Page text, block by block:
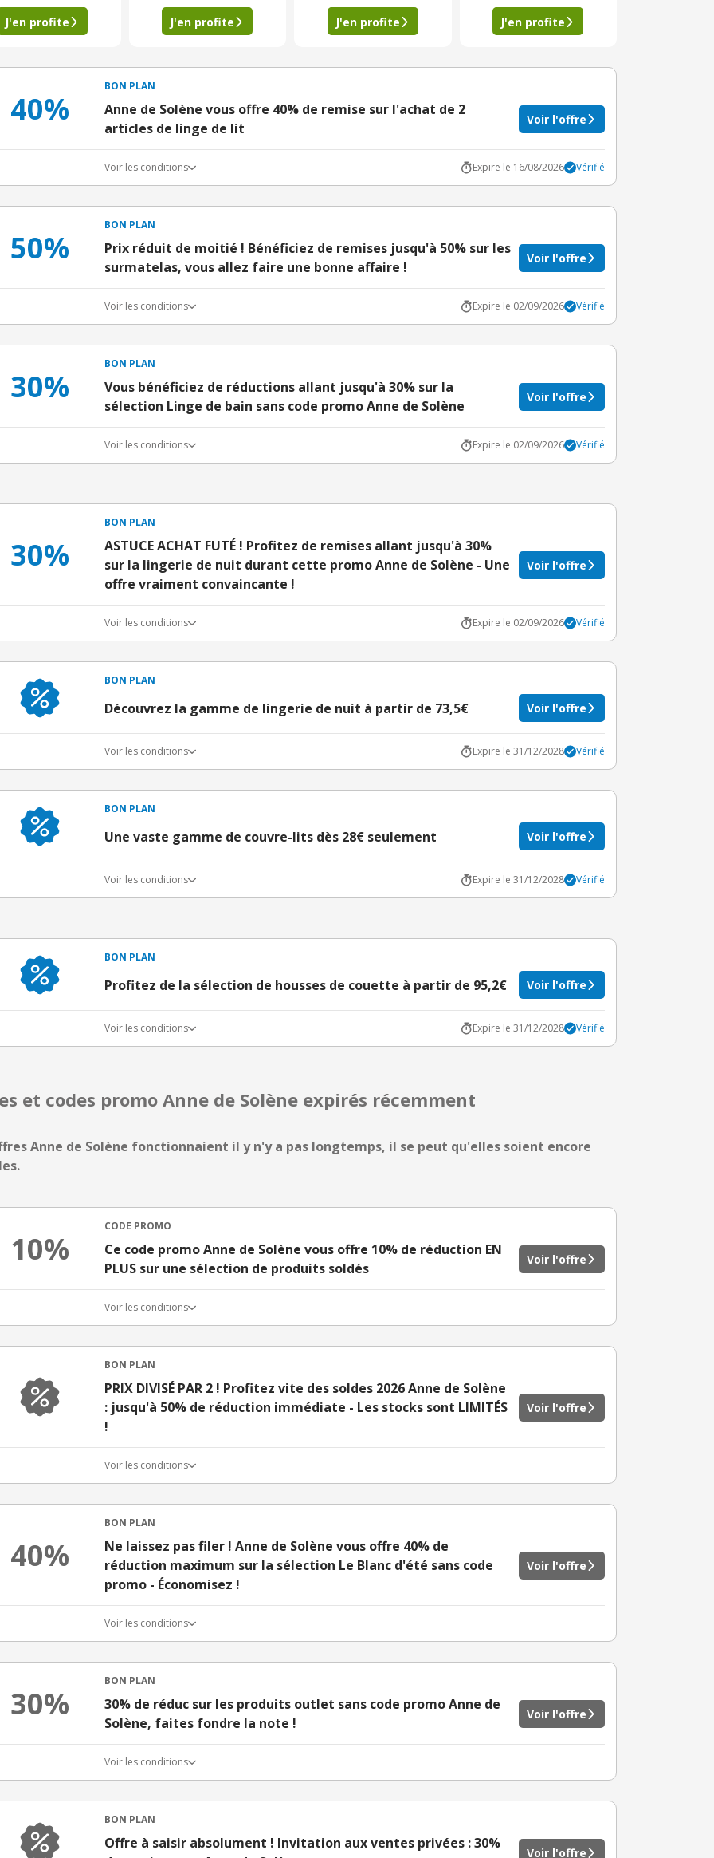
J'en profite J'en profite J'en profite J'en profite
40%
BON PLAN
Anne de Solène vous offre 40% de remise sur l'achat de 2
articles de linge de lit
Voir l'offre
Voir les conditions Expire le 16/08/2026 Vérifié
50%
BON PLAN
Prix réduit de moitié ! Bénéficiez de remises jusqu'à 50% sur les
surmatelas, vous allez faire une bonne affaire !
Voir l'offre
Voir les conditions Expire le 02/09/2026 Vérifié
30%
BON PLAN
Vous bénéficiez de réductions allant jusqu'à 30% sur la
sélection Linge de bain sans code promo Anne de Solène
Voir l'offre
Voir les conditions Expire le 02/09/2026 Vérifié
30%
BON PLAN
ASTUCE ACHAT FUTÉ ! Profitez de remises allant jusqu'à 30%
sur la lingerie de nuit durant cette promo Anne de Solène - Une
offre vraiment convaincante !
Voir l'offre
Voir les conditions Expire le 02/09/2026 Vérifié
BON PLAN
Découvrez la gamme de lingerie de nuit à partir de 73,5€ Voir l'offre
Voir les conditions Expire le 31/12/2028 Vérifié
BON PLAN
Une vaste gamme de couvre-lits dès 28€ seulement Voir l'offre
Voir les conditions Expire le 31/12/2028 Vérifié
BON PLAN
Profitez de la sélection de housses de couette à partir de 95,2€ Voir l'offre
Voir les conditions Expire le 31/12/2028 Vérifié
et codes promo Anne de Solène expirés récemment
Anne de Solène fonctionnaient il y n'y a pas longtemps, il se peut qu'elles soient encore
10%
CODE PROMO
Ce code promo Anne de Solène vous offre 10% de réduction EN
PLUS sur une sélection de produits soldés
Voir l'offre
Voir les conditions
BON PLAN
PRIX DIVISÉ PAR 2 ! Profitez vite des soldes 2026 Anne de Solène
: jusqu'à 50% de réduction immédiate - Les stocks sont LIMITÉS
!
Voir l'offre
Voir les conditions
40%
BON PLAN
Ne laissez pas filer ! Anne de Solène vous offre 40% de
réduction maximum sur la sélection Le Blanc d'été sans code
promo - Économisez !
Voir l'offre
Voir les conditions
30%
BON PLAN
30% de réduc sur les produits outlet sans code promo Anne de
Solène, faites fondre la note !
Voir l'offre
Voir les conditions
BON PLAN
Offre à saisir absolument ! Invitation aux ventes privées : 30%
Voir l'offre